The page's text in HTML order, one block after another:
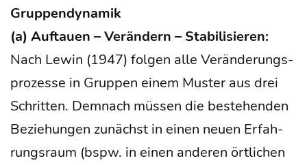
Gruppendynamik
(a) Auf­tau­en – Ver­än­dern – Sta­bi­li­sie­ren:
Nach Lewin (1947) fol­gen alle Ver­än­de­rungs­
pro­zes­se in Grup­pen einem Mus­ter aus drei
Schrit­ten. Dem­nach müs­sen die bestehen­den
Bezie­hun­gen zunächst in einen neu­en Erfah­
rungs­raum (bspw. in einen ande­ren ört­li­chen